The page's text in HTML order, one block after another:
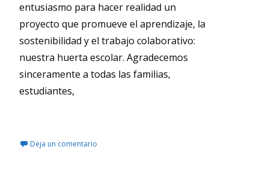
entusiasmo para hacer realidad un
proyecto que promueve el aprendizaje, la
sostenibilidad y el trabajo colaborativo:
nuestra huerta escolar. Agradecemos
sinceramente a todas las familias,
estudiantes,
Deja un comentario